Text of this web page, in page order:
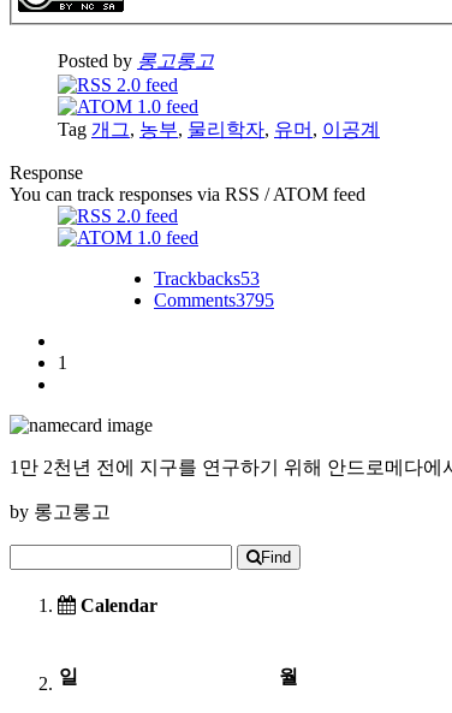
Posted by 롱고롱고
Tag 개그, 농부, 물리학자, 유머 , 이공계
Response
You can track responses via RSS / ATOM feed
Trackbacks53
Comments3795
1
1만 2천년 전에 지구를 연구하기 위해 안드로메다에
by 롱고롱고
Find
Calendar
일
월